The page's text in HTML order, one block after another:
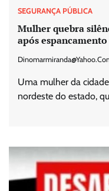
SEGURANÇA PÚBLICA
Mulher quebra
após espancamento
Uma mulher da
nordeste do estado,